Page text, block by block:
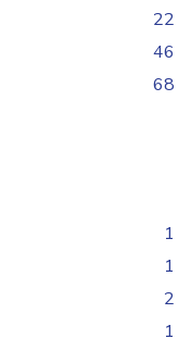
22
46
68
1
1
2
1